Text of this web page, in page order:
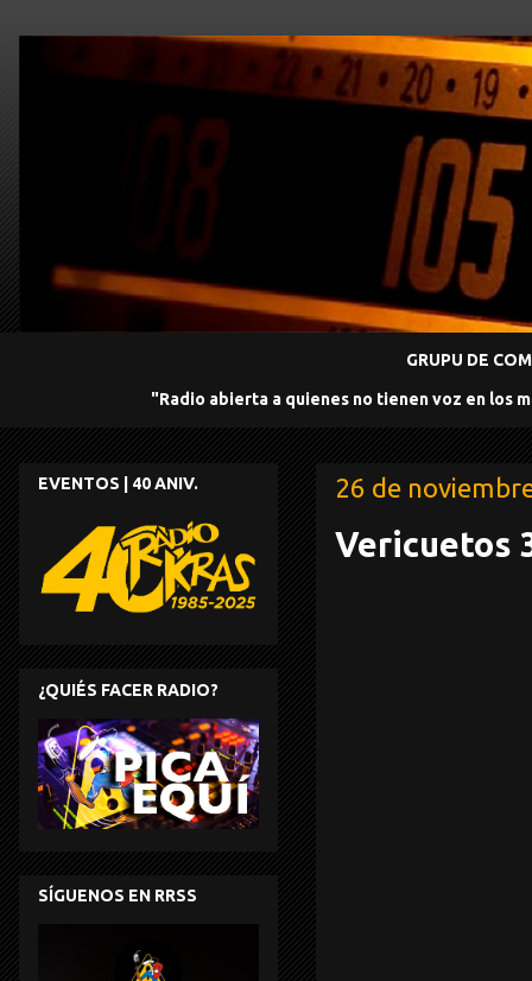
GRUPU DE
"Radio abierta a quienes no tienen voz en los
26 de
Vericuetos
EVENTOS | 40 ANIV.
¿QUIÉS FACER RADIO?
SÍGUENOS EN RRSS